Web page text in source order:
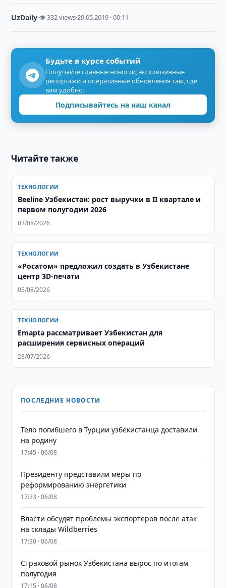
UzDaily·👁 332 views·29.05.2019 · 00:11
Будьте в курсе событий
Получайте главные новости, эксклюзивные
репортажи и оперативные обновления там, где
вам удобно.
Подписывайтесь на наш канал
Читайте также
ТЕХНОЛОГИИ
Beeline Узбекистан: рост выручки в II квартале и
первом полугодии 2026
03/08/2026
ТЕХНОЛОГИИ
«Росатом» предложил создать в Узбекистане
центр 3D-печати
05/08/2026
ТЕХНОЛОГИИ
Emapta рассматривает Узбекистан для
расширения сервисных операций
28/07/2026
ПОСЛЕДНИЕ НОВОСТИ
Тело погибшего в Турции узбекистанца доставили
на родину
17:45 · 06/08
Президенту представили меры по
реформированию энергетики
17:33 · 06/08
Власти обсудят проблемы экспортеров после атак
на склады Wildberries
17:30 · 06/08
Страховой рынок Узбекистана вырос по итогам
полугодия
17:15 · 06/08